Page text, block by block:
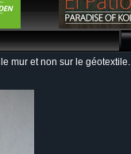
mur et non sur le géotextile.